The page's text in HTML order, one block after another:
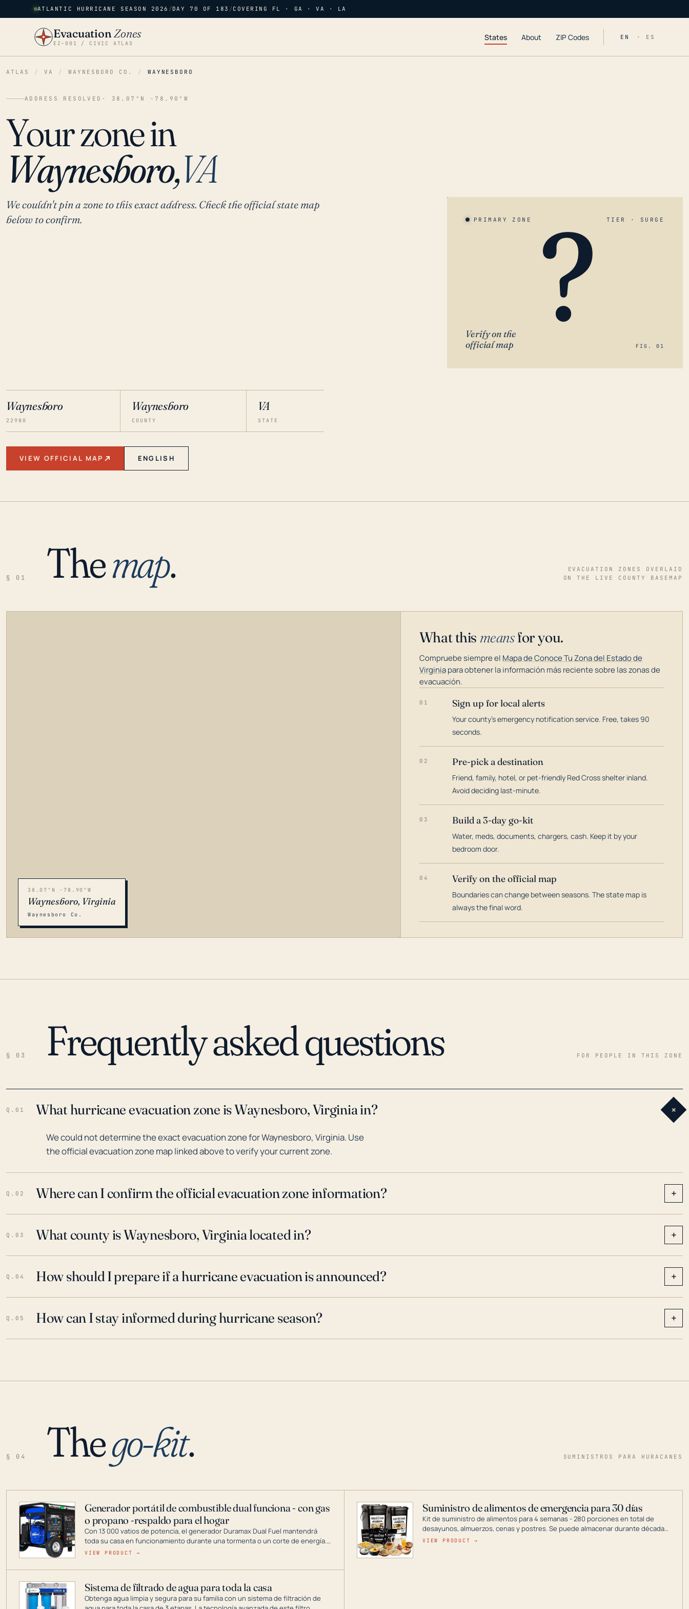
ATLANTIC HURRICANE SEASON 2026 /DAY 70 OF 183 /COVERING FL · GA · VA · LA
EvacuationZones
EZ–001 / CIVIC ATLAS
States About ZIP Codes EN · ES
ATLAS / VA / WAYNESBORO CO. / WAYNESBORO
ADDRESS RESOLVED · 38.07°N -78.90°W
Your zone in
Waynesboro,VA
We couldn't pin a zone to this exact address. Check the official state map
below to confirm.
Waynesboro
22980
Waynesboro
COUNTY
VA
STATE
VIEW OFFICIAL MAP ENGLISH
PRIMARY ZONE TIER · SURGE
?
Verify on the
official map
FIG. 01
§ 01 Themap.
EVACUATION ZONES OVERLAID
ON THE LIVE COUNTY BASEMAP
38.07°N -78.90°W
Waynesboro, Virginia
Waynesboro Co.
What this meansfor you.
Compruebe siempre el Mapa de Conoce Tu Zona del Estado de
Virginiapara obtener la información más reciente sobre las zonas de
evacuación.
01 Sign up for local alerts
Your county's emergency notification service. Free, takes 90
seconds.
02 Pre-pick a destination
Friend, family, hotel, or pet-friendly Red Cross shelter inland.
Avoid deciding last-minute.
03 Build a 3-day go-kit
Water, meds, documents, chargers, cash. Keep it by your
bedroom door.
04 Verify on the official map
Boundaries can change between seasons. The state map is
always the final word.
§ 03 Frequently asked questions FOR PEOPLE IN THIS ZONE
Q.01 What hurricane evacuation zone is Waynesboro, Virginia in? +
We could not determine the exact evacuation zone for Waynesboro, Virginia. Use
the official evacuation zone map linked above to verify your current zone.
Q.02 Where can I confirm the official evacuation zone information? +
Q.03 What county is Waynesboro, Virginia located in? +
Q.04 How should I prepare if a hurricane evacuation is announced? +
Q.05 How can I stay informed during hurricane season? +
§ 04 Thego-kit. SUMINISTROS PARA HURACANES
Generador portátil de combustible dual funciona - con gas
o propano -respaldo para el hogar
Con 13 000 vatios de potencia, el generador Duramax Dual Fuel mantendrá
toda su casa en funcionamiento durante una tormenta o un corte de energía.
DuroMax es el líder de la industria en tecnología de generadores portátiles de
digitales hasta generadores que pueden alimentar toda su casa.
VIEW PRODUCT →
Suministro de alimentos de emergencia para 30 días
Kit de suministro de alimentos para 4 semanas - 280 porciones en total de
desayunos, almuerzos, cenas y postres. Se puede almacenar durante décadas
si se guarda en un lugar seco.
VIEW PRODUCT →
Sistema de filtrado de agua para toda la casa
Obtenga agua limpia y segura para su familia con un sistema de filtración de